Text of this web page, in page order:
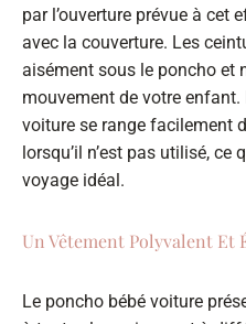
par l’ouverture prévue à cet
avec la couverture. Les
aisément sous le poncho et
mouvement de votre enfant.
voiture se range facilement
lorsqu’il n’est pas utilisé,
voyage idéal.
Un Vêtement Polyvalent Et
Le poncho bébé voiture